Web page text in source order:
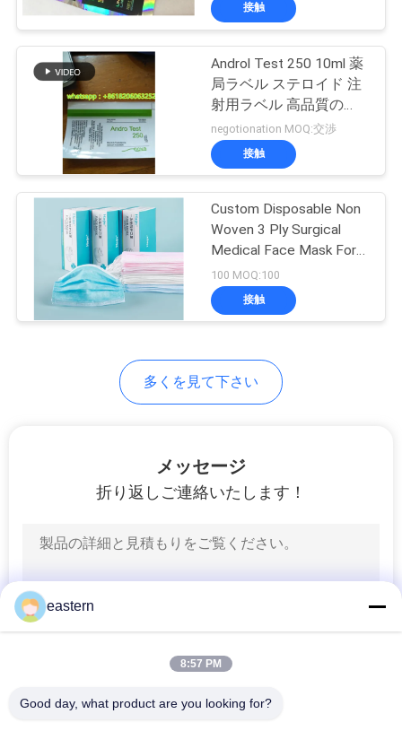
ニ
ュ
場
図
薬剤包装箱
薬のびんのラベル
薬のびん箱
小さいガラス ガラ
スびん
接触
Androl Test 250 10ml 薬
局ラベル ステロイド 注
射用ラベル 高品質の
PVC素材
negotionation MOQ:交渉
接触
Custom Disposable Non
Woven 3 Ply Surgical
Medical Face Mask For
The Corona Virus
100 MOQ:100
接触
多くを見て下さい
メッセージ
折り返しご連絡いたします！
eastern
8:57 PM
Good day, what product are you looking for?